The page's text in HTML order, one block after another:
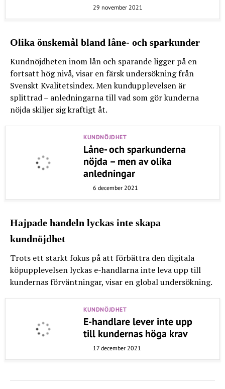
29 november 2021
Olika önskemål bland låne- och sparkunder
Kundnöjdheten inom lån och sparande ligger på en
fortsatt hög nivå, visar en färsk undersökning från
Svenskt Kvalitetsindex. Men kundupplevelsen är
splittrad – anledningarna till vad som gör kunderna
nöjda skiljer sig kraftigt åt.
KUNDNÖJDHET
Låne- och sparkunderna
nöjda – men av olika
anledningar
6 december 2021
Hajpade handeln lyckas inte skapa
kundnöjdhet
Trots ett starkt fokus på att förbättra den digitala
köpupplevelsen lyckas e-handlarna inte leva upp till
kundernas förväntningar, visar en global undersökning.
KUNDNÖJDHET
E-handlare lever inte upp
till kundernas höga krav
17 december 2021